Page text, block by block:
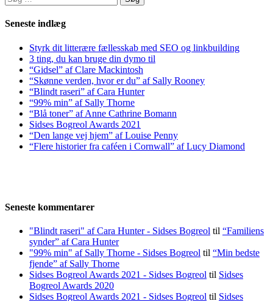
efter:
Seneste indlæg
Styrk dit litterære fællesskab med SEO og linkbuilding
3 ting, du kan bruge din dymo til
“Gidsel” af Clare Mackintosh
“Skønne verden, hvor er du” af Sally Rooney
“Blindt raseri” af Cara Hunter
“99% min” af Sally Thorne
“Blå toner” af Anne Cathrine Bomann
Sidses Bogreol Awards 2021
“Den lange vej hjem” af Louise Penny
“Flere historier fra caféen i Cornwall” af Lucy Diamond
Seneste kommentarer
"Blindt raseri" af Cara Hunter - Sidses Bogreol til “Familiens
synder” af Cara Hunter
"99% min" af Sally Thorne - Sidses Bogreol til “Min bedste
fjende” af Sally Thorne
Sidses Bogreol Awards 2021 - Sidses Bogreol til Sidses
Bogreol Awards 2020
Sidses Bogreol Awards 2021 - Sidses Bogreol til Sidses